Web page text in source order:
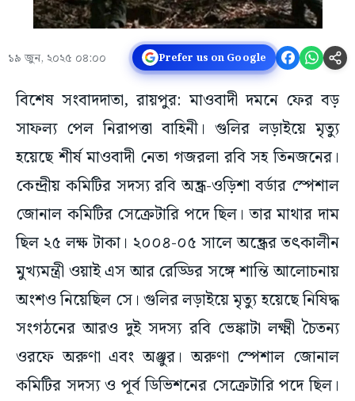
১৯ জুন, ২০২৫ ০৪:০০ Prefer us on Google
বিশেষ সংবাদদাতা, রায়পুর: মাওবাদী দমনে ফের বড়
সাফল্য পেল নিরাপত্তা বাহিনী। গুলির লড়াইয়ে মৃত্যু
হয়েছে শীর্ষ মাওবাদী নেতা গজরলা রবি সহ তিনজনের।
কেন্দ্রীয় কমিটির সদস্য রবি অন্ধ্র-ওড়িশা বর্ডার স্পেশাল
জোনাল কমিটির সেক্রেটারি পদে ছিল। তার মাথার দাম
ছিল ২৫ লক্ষ টাকা। ২০০৪-০৫ সালে অন্ধ্রের তৎকালীন
মুখ্যমন্ত্রী ওয়াই এস আর রেড্ডির সঙ্গে শান্তি আলোচনায়
অংশও নিয়েছিল সে। গুলির লড়াইয়ে মৃত্যু হয়েছে নিষিদ্ধ
সংগঠনের আরও দুই সদস্য রবি ভেঙ্কাটা লক্ষ্মী চৈতন্য
ওরফে অরুণা এবং অঞ্জুর। অরুণা স্পেশাল জোনাল
কমিটির সদস্য ও পূর্ব ডিভিশনের সেক্রেটারি পদে ছিল।